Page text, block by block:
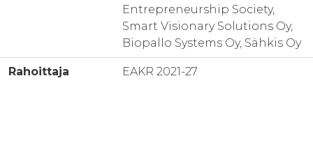
Entrepreneurship Society,
Smart Visionary Solutions Oy,
Biopallo Systems Oy, Sähkis Oy
Rahoittaja EAKR 2021-27